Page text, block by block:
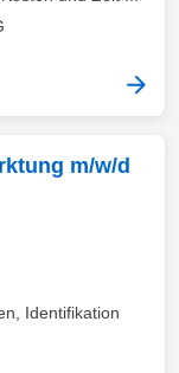
m/w/d
Identifikation